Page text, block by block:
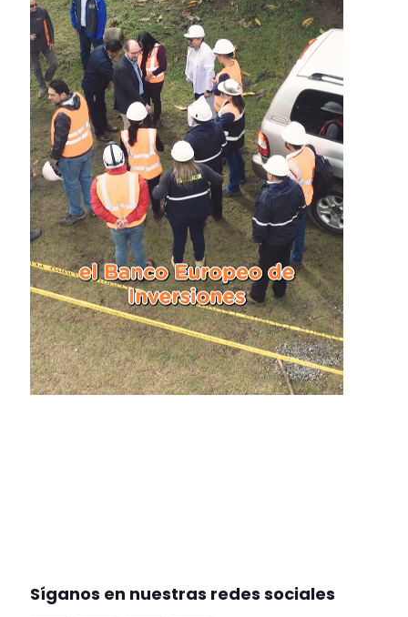
Síganos en nuestras redes sociales